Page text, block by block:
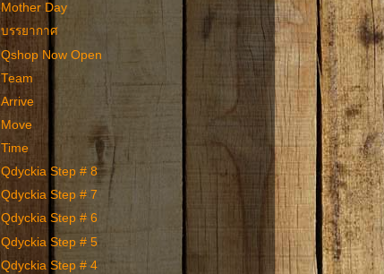
Mother Day
บรรยากาศ
Qshop Now Open
Team
Arrive
Move
Time
Qdyckia Step # 8
Qdyckia Step # 7
Qdyckia Step # 6
Qdyckia Step # 5
Qdyckia Step # 4